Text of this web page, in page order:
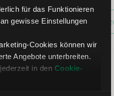
für das Funktionieren
gewisse Einstellungen
Cookies können wir
Angebote unterbreiten.
in den Cookie-